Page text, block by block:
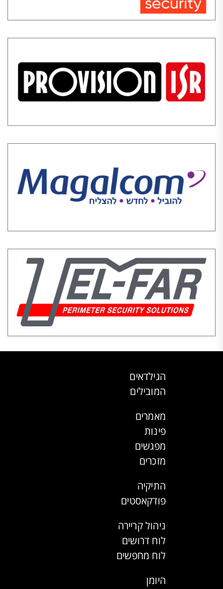
הגילדאים
המובילים
מאמרים
פינות
מפגשים
מזכרים
התיקיה
פודקאסטים
ניהול קריירה
לוח דרושים
לוח מחפשים
היומן